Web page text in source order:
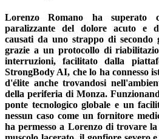
Lorenzo Romano ha superato
paralizzante del dolore acuto e
causati da uno strappo di secondo
grazie a un protocollo di
interruzioni, facilitato dalla
StrongBody AI, che lo ha connesso
d'élite anche trovandosi
della periferia di Monza.
ponte tecnologico globale e un
nessun caso come un fornitore
ha permesso a Lorenzo di trovare